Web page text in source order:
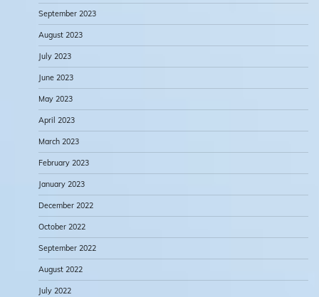
September 2023
August 2023
July 2023
June 2023
May 2023
April 2023
March 2023
February 2023
January 2023
December 2022
October 2022
September 2022
August 2022
July 2022